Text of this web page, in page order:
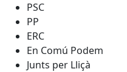
PSC
PP
ERC
En Comú Podem
Junts per Lliçà